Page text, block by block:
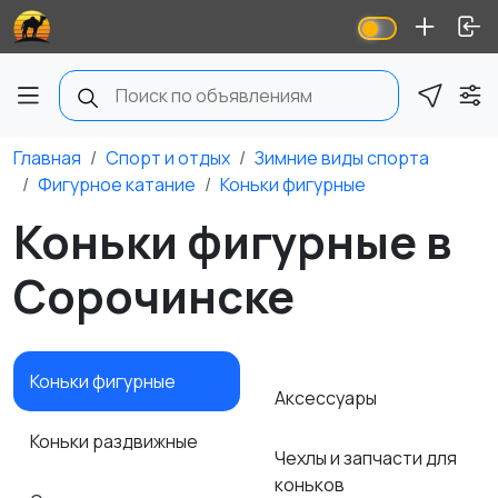
Главная Спорт и отдых
Зимние виды спорта
Фигурное катание
Коньки фигурные
Коньки фигурные в
Сорочинске
Коньки фигурные
Коньки раздвижные
Аксессуары
Чехлы и запчасти для
коньков